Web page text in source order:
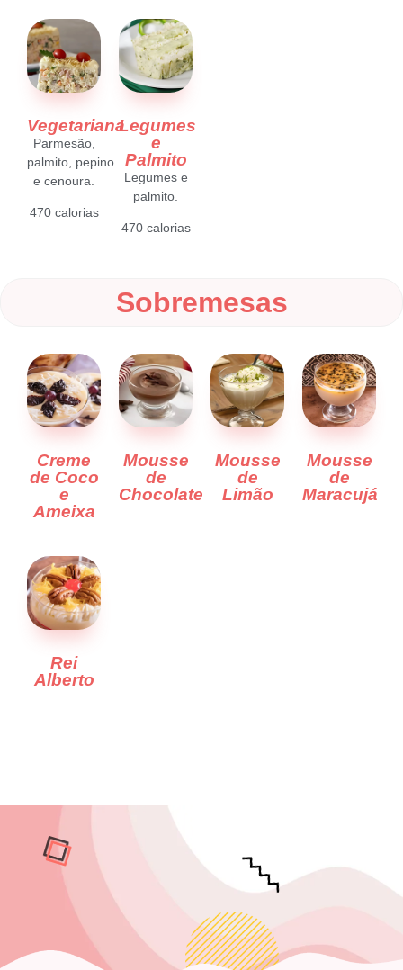
Vegetariana
Parmesão,
palmito, pepino
e cenoura.
470 calorias
Legumes
e
Palmito
Legumes e
palmito.
470 calorias
Sobremesas
Creme
de Coco
e
Ameixa
Mousse
de
Chocolate
Mousse
de
Limão
Mousse
de
Maracujá
Rei
Alberto